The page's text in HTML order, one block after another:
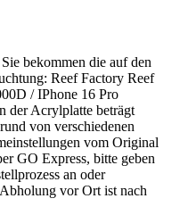
bekommen die auf den
Reef Factory Reef
/ IPhone 16 Pro
der Acrylplatte beträgt
von verschiedenen
vom Original
GO Express, bitte geben
an oder
vor Ort ist nach